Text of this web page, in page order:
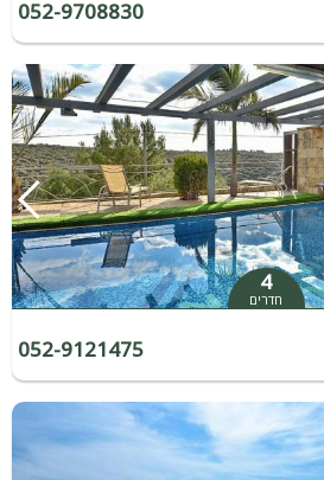
052-9708830
4
חדרים
052-9121475